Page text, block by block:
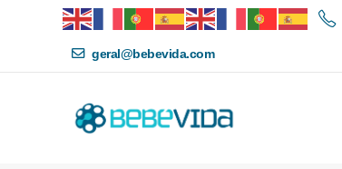
geral@bebevida.com